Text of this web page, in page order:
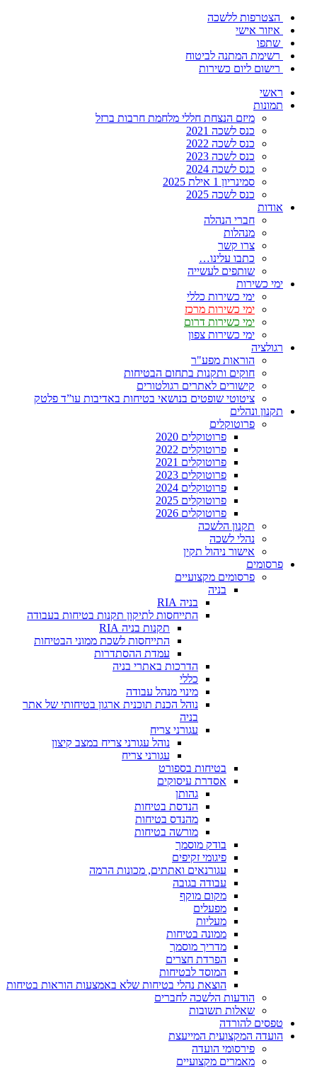
הצטרפות ללשכה
איזור אישי
שתפו
רשימת המתנה לביטוח
רישום ליום כשירות
ראשי
תמונות
מיזם הנצחת חללי מלחמת חרבות ברזל
כנס לשכה 2021
כנס לשכה 2022
כנס לשכה 2023
כנס לשכה 2024
סמינריון 1 אילת 2025
כנס לשכה 2025
אודות
חברי הנהלה
מנהלות
צרו קשר
כתבו עלינו…
שותפים לעשייה
ימי כשירות
ימי כשירות כללי
ימי כשירות מרכז
ימי כשירות דרום
ימי כשירות צפון
רגולציה
הוראות מפע"ר
חוקים ותקנות בתחום הבטיחות
קישורים לאתרים רגולטורים
ציטוטי שופטים בנושאי בטיחות באדיבות עו”ד פלטק
תקנון ונהלים
פרוטוקלים
פרוטוקלים 2020
פרוטוקלים 2022
פרוטוקלים 2021
פרוטוקלים 2023
פרוטוקלים 2024
פרוטוקלים 2025
פרוטוקלים 2026
תקנון הלשכה
נהלי לשכה
אישור ניהול תקין
פרסומים
פרסומים מקצועיים
בניה
בניה RIA
התייחסות לתיקון תקנות בטיחות בעבודה
תקנות בניה RIA
התייחסות לשכת ממוני הבטיחות
עמדת ההסתדרות
הדרכות באתרי בניה
כללי
מינוי מנהל עבודה
נוהל הכנת תוכנית ארגון בטיחותי של אתר
בניה
עגורני צריח
נוהל עגורני צריח במצב קיצון
עגורני צריח
בטיחות בספורט
אסדרת עיסוקים
גהותן
הנדסת בטיחות
מהנדס בטיחות
מורשה בטיחות
בודק מוסמך
פיגומי זקיפים
עגורנאים ואתתים, מכונות הרמה
עבודה בגובה
מקום מוקף
מפעלים
מעליות
ממונה בטיחות
מדריך מוסמך
הפרדת חצרים
המוסד לבטיחות
הוצאת נהלי בטיחות שלא באמצעות הוראות בטיחות
הודעות הלשכה לחברים
שאלות תשובות
טפסים להורדה
הועדה המקצועית המייעצת
פירסומי הועדה
מאמרים מקצועיים